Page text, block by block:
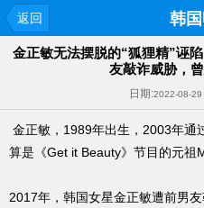
返回 韩
金正敏无法摆脱的“狐狸精”诬
友敲诈威胁，
日期:2022-08-29
金正敏，1989年出生，2003年通
算是《Get it Beauty》节目的元祖
2017年，韩国女星金正敏遭前男